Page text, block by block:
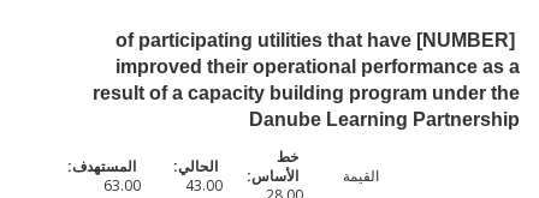
[NUMBER] of participating utilities that have
improved their operational performance
result of a capacity building program
Danube Learning
43.00
63.00